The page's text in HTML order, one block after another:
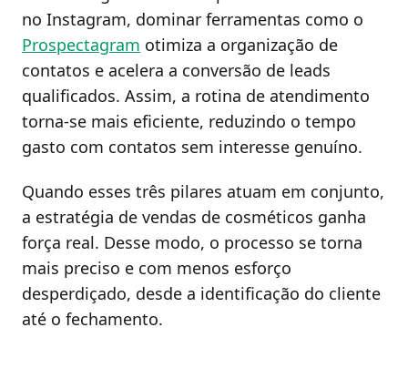
no Instagram, dominar ferramentas como o
Prospectagram otimiza a organização de
contatos e acelera a conversão de leads
qualificados. Assim, a rotina de atendimento
torna-se mais eficiente, reduzindo o tempo
gasto com contatos sem interesse genuíno.
Quando esses três pilares atuam em conjunto,
a estratégia de vendas de cosméticos ganha
força real. Desse modo, o processo se torna
mais preciso e com menos esforço
desperdiçado, desde a identificação do cliente
até o fechamento.